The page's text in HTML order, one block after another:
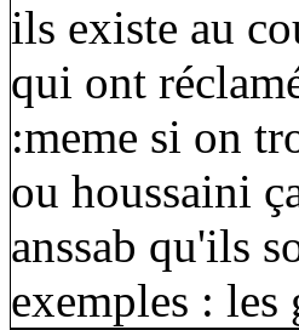
ils existe au
qui ont
:meme si on
ou houssaini
anssab qu'ils
exemples :